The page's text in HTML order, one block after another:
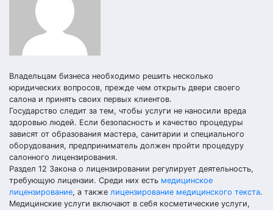
Владельцам бизнеса необходимо решить несколько
юридических вопросов, прежде чем открыть двери своего
салона и принять своих первых клиентов.
Государство следит за тем, чтобы услуги не наносили вреда
здоровью людей. Если безопасность и качество процедуры
зависят от образования мастера, санитарии и специального
оборудования, предприниматель должен пройти процедуру
салонного лицензирования.
Раздел 12 Закона о лицензировании регулирует деятельность,
требующую лицензии. Среди них есть медицинское
лицензирование, а также лицензирование медицинского текста.
Медицинские услуги включают в себя косметические услуги,